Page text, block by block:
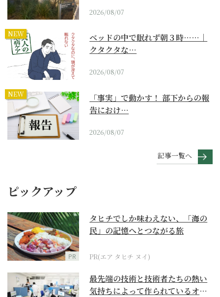
2026/08/07
NEW
ベッドの中で眠れず朝３時……｜
クタクタな…
2026/08/07
NEW
「事実」で動かす！ 部下からの報
告におけ…
2026/08/07
記事一覧へ
ピックアップ
PR
タヒチでしか味わえない、「海の
民」の記憶へとつながる旅
PR(エア タヒチ ヌイ)
最先端の技術と技術者たちの熱い
気持ちによって作られているオー